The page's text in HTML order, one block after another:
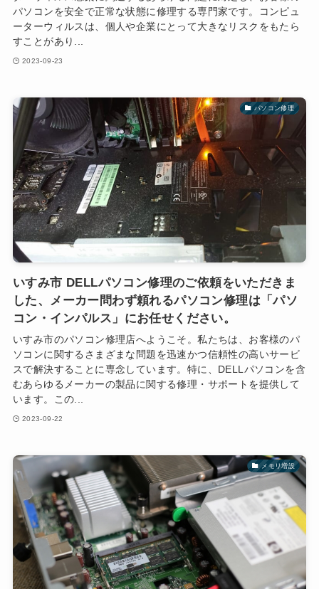
パソコンを安全で正常な状態に修理する専門家です。コンピュ
ーターウィルスは、個人や企業にとって大きなリスクをもたら
すことがあり...
2023-09-23
パソコン修理
いすみ市 DELLパソコン修理のご依頼をいただきま
した、メーカー問わず頼れるパソコン修理は「パソ
コン・インパルス」にお任せください。
いすみ市のパソコン修理店へようこそ。私たちは、お客様のパ
ソコンに関するさまざまな問題を迅速かつ信頼性の高いサービ
スで解決することに専念しています。特に、DELLパソコンを含
むあらゆるメーカーの製品に関する修理・サポートを提供して
います。この...
2023-09-22
メモリ増設